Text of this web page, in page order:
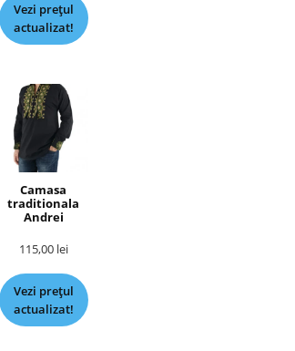
Vezi prețul
actualizat!
Camasa
traditionala
Andrei
115,00 lei
Vezi prețul
actualizat!